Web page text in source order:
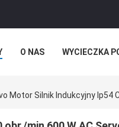
O NAS WYCIECZKA
Motor Silnik Indukcyjny Ip54